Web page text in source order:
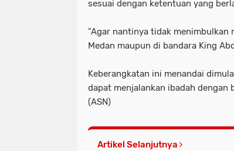
sesuai dengan ketentuan yang
"Agar nantinya tidak menimbulkan
Medan maupun di bandara King
Keberangkatan ini menandai
dapat menjalankan ibadah dengan
(ASN)
Artikel Selanjutnya